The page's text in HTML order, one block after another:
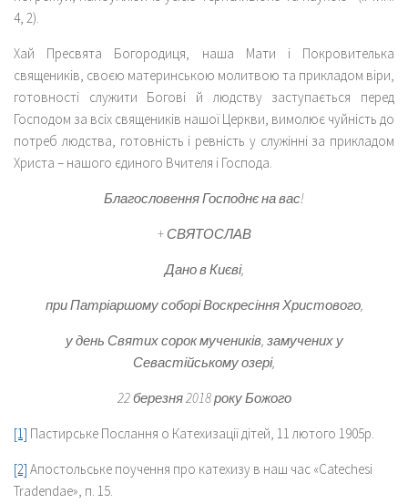
4, 2).
Хай Пресвята Богородиця, наша Мати і Покровителька
священиків, своєю материнською молитвою та прикладом віри,
готовності служити Богові й людству заступається перед
Господом за всіх священиків нашої Церкви, вимолює чуйність до
потреб людства, готовність і ревність у служінні за прикладом
Христа – нашого єдиного Вчителя і Господа.
Благословення Господнє на вас!
+ СВЯТОСЛАВ
Дано в Києві,
при Патріаршому соборі Воскресіння Христового,
у день Святих сорок мучеників, замучених у
Севастійському озері,
22 березня 2018 року Божого
[1] Пастирське Послання о Катехизації дітей, 11 лютого 1905р.
[2] Апостольське поучення про катехизу в наш час «Catechesi
Tradendae», п. 15.